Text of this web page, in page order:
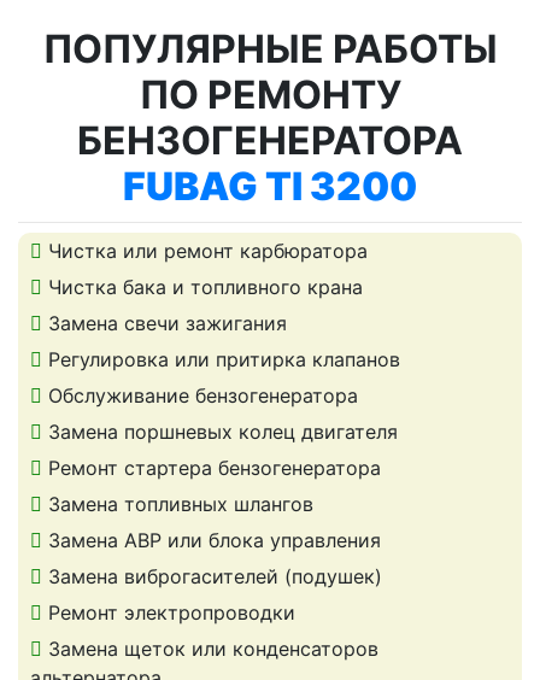
ПОПУЛЯРНЫЕ РАБОТЫ
ПО РЕМОНТУ
БЕНЗОГЕНЕРАТОРА
FUBAG TI 3200
Чистка или ремонт карбюратора
Чистка бака и топливного крана
Замена свечи зажигания
Регулировка или притирка клапанов
Обслуживание бензогенератора
Замена поршневых колец двигателя
Ремонт стартера бензогенератора
Замена топливных шлангов
Замена АВР или блока управления
Замена виброгасителей (подушек)
Ремонт электропроводки
Замена щеток или конденсаторов